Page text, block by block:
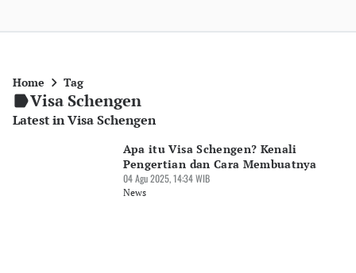
Home Tag
Visa Schengen
Latest in Visa Schengen
Apa itu Visa Schengen? Kenali
Pengertian dan Cara Membuatnya
04 Agu 2025, 14:34 WIB
News